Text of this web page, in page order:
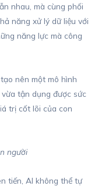
nhau, mà cùng phối
năng xử lý dữ liệu với
năng lực mà công
nên một mô hình
tận dụng được sức
trị cốt lõi của con
người
tiến, AI không thể tự